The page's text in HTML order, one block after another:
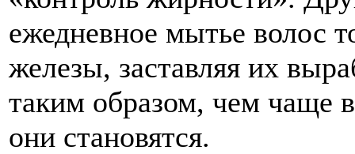
ежедневное мытье волос
железы, заставляя их
таким образом, чем чаще
они становятся.